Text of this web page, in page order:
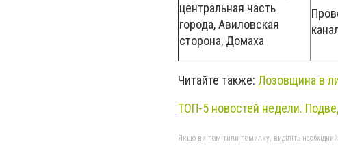
центральная часть
города, Авиловская
сторона, Домаха
Читайте также: Лозовщина в
ТОП-5 новостей недели.
Якщо ви помітили помилку, виділіть